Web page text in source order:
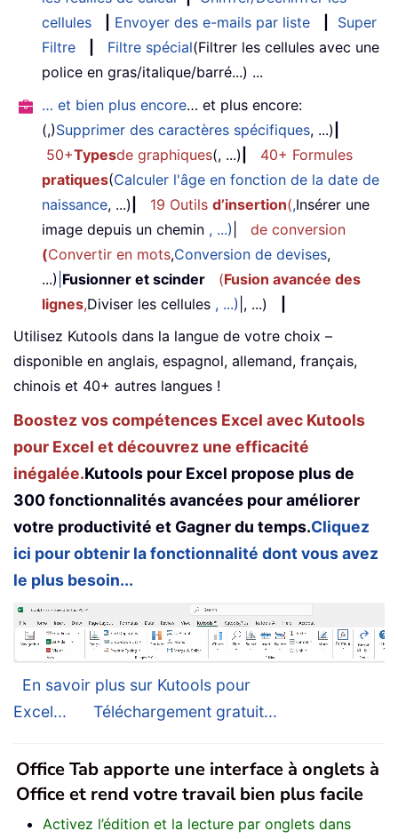
cellules
Envoyer des e-mails par liste
Super
Filtre
Filtre spécial(Filtrer les cellules avec une
police en gras/italique/barré...) ...
… et bien plus encore… et plus encore:
(,)Supprimer des caractères spécifiques, ...)
50+Typesde graphiques(, ...)
40+ Formules
pratiques(Calculer l'âge en fonction de la date de
naissance, ...) 19 Outils d’insertion(,Insérer une
image depuis un chemin , ...)
de conversion
(Convertir en mots,Conversion de devises,
...) Fusionner et scinder (Fusion avancée des
lignes,Diviser les cellules , ...) |, ...)
Utilisez Kutools dans la langue de votre choix –
disponible en anglais, espagnol, allemand, français,
chinois et 40+ autres langues !
Boostez vos compétences Excel avec Kutools
pour Excel et découvrez une efficacité
inégalée.Kutools pour Excel propose plus de
300 fonctionnalités avancées pour améliorer
votre productivité et Gagner du temps.Cliquez
ici pour obtenir la fonctionnalité dont vous avez
le plus besoin...
En savoir plus sur Kutools pour
Excel...
Téléchargement gratuit...
Office Tab apporte une interface à onglets à
Office et rend votre travail bien plus facile
Activez l’édition et la lecture par onglets dans